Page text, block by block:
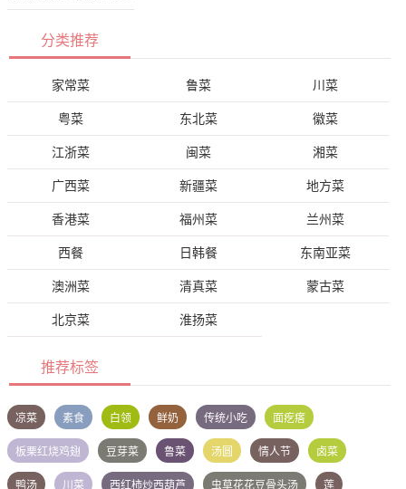
分类推荐
家常菜 鲁菜 川菜
粤菜 东北菜 徽菜
江浙菜 闽菜 湘菜
广西菜 新疆菜 地方菜
香港菜 福州菜 兰州菜
西餐 日韩餐 东南亚菜
澳洲菜 清真菜 蒙古菜
北京菜 淮扬菜
推荐标签
凉菜 素食 白领 鲜奶 传统小吃 面疙瘩
板栗红烧鸡翅 豆芽菜 鲁菜 汤圆 情人节 卤菜
鸭汤 川菜 西红柿炒西葫芦 虫草花花豆骨头汤 莲